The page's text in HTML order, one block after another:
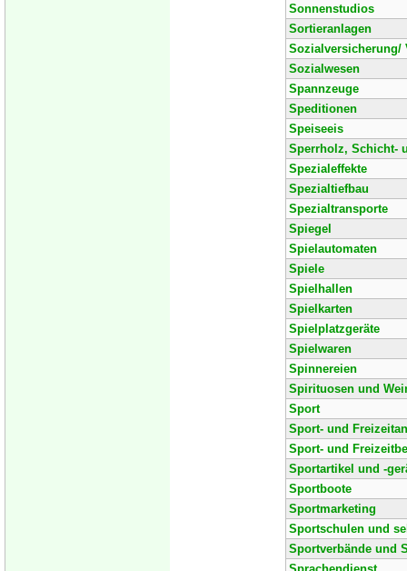
Sonnenstudios
Sortieranlagen
Sozialversicherung/
Sozialwesen
Spannzeuge
Speditionen
Speiseeis
Sperrholz, Schicht-
Spezialeffekte
Spezialtiefbau
Spezialtransporte
Spiegel
Spielautomaten
Spiele
Spielhallen
Spielkarten
Spielplatzgeräte
Spielwaren
Spinnereien
Spirituosen und
Sport
Sport- und
Sport- und
Sportartikel und -
Sportboote
Sportmarketing
Sportschulen und
Sportverbände und